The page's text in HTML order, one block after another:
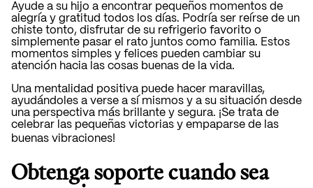
Ayude a su hijo a encontrar pequeños momentos de
alegría y gratitud todos los días. Podría ser reírse de un
chiste tonto, disfrutar de su refrigerio favorito o
simplemente pasar el rato juntos como familia. Estos
momentos simples y felices pueden cambiar su
atención hacia las cosas buenas de la vida.
Una mentalidad positiva puede hacer maravillas,
ayudándoles a verse a sí mismos y a su situación desde
una perspectiva más brillante y segura. ¡Se trata de
celebrar las pequeñas victorias y empaparse de las
buenas vibraciones!
Obtenga soporte cuando sea